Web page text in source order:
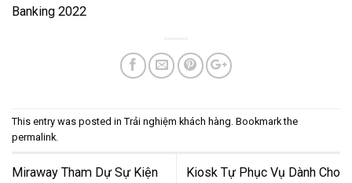
Banking 2022
This entry was posted inTrải nghiệm khách hàng . Bookmark the
permalink
Miraway Tham Dự Sự Kiện
Kiosk Tự Phục Vụ Dành Cho